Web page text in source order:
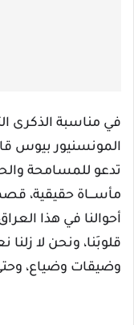
في مناسبة الذكرى
المونسنيور بيوس
تدعو للمسامحة
مأســـاة حقيقية،
أحوالنا في هذا
قلوبَنا، ونحن لا
وضيقات وضياع،